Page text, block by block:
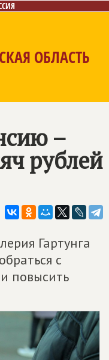
ОБЛАСТЬ
–
рублей
Гартунга
с
повысить